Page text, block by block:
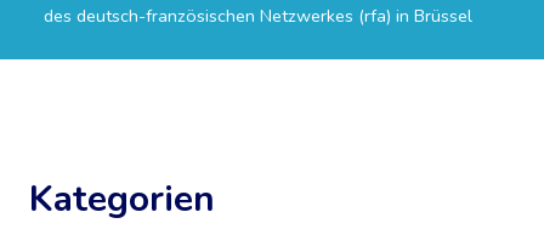
des deutsch-französischen Netzwerkes (rfa) in Brüssel
Kategorien